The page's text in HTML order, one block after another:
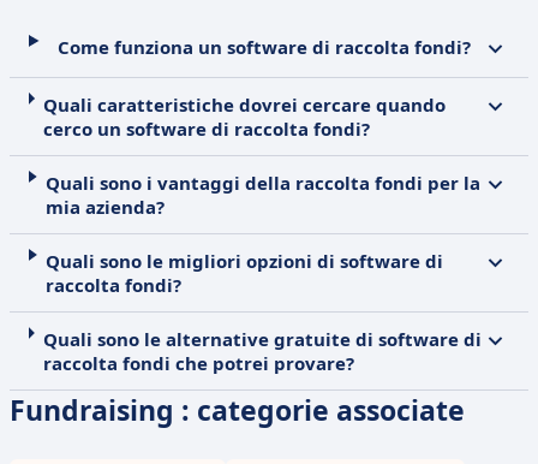
Come funziona un software di raccolta fondi?
Quali caratteristiche dovrei cercare quando
cerco un software di raccolta fondi?
Quali sono i vantaggi della raccolta fondi per la
mia azienda?
Quali sono le migliori opzioni di software di
raccolta fondi?
Quali sono le alternative gratuite di software di
raccolta fondi che potrei provare?
Fundraising : categorie associate